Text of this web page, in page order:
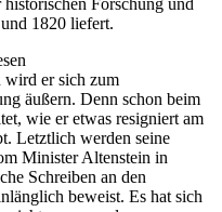
Forschung und
1820 liefert.
wird er sich zum
äußern. Denn schon beim
wie er etwas resigniert am
Letztlich werden seine
Minister Altenstein in
Schreiben an den
beweist. Es hat sich